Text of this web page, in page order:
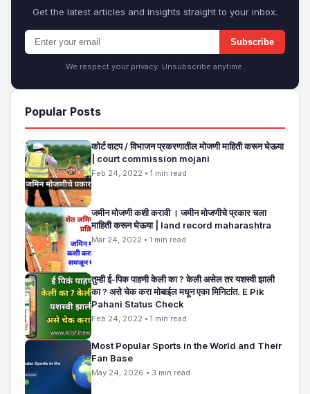
Get the latest articles and insights straight to your inbox.
Subscribe
We respect your privacy. Unsubscribe anytime.
Popular Posts
कोर्ट वाटप / विभाजन प्रकरणातील मोजणी माहिती करून घेऊया
| court commission mojani
Feb 24, 2022 • 1 min read
जमीन मोजणी कशी करावी । जमीन मोजणीचे प्रकार चला
माहिती करून घेऊया | land record maharashtra
Mar 24, 2022 • 1 min read
तुम्ही ई-पिक पाहणी केली का ? केली असेल तर यशस्वी झाली
का ? असे चेक करा मोबाईल मधून एका मिनिटांत. E Pik
Pahani Status Check
Feb 24, 2022 • 1 min read
Most Popular Sports in the World and Their
Fan Base
May 24, 2026 • 3 min read